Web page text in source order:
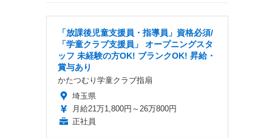
「放課後児童支援員・指導員」資格必須/
「学童クラブ支援員」 オープニングスタ
ッフ 未経験の方OK! ブランクOK! 昇給・
賞与あり
かたつむり学童クラブ指扇
埼玉県
月給21万1,800円～26万800円
正社員